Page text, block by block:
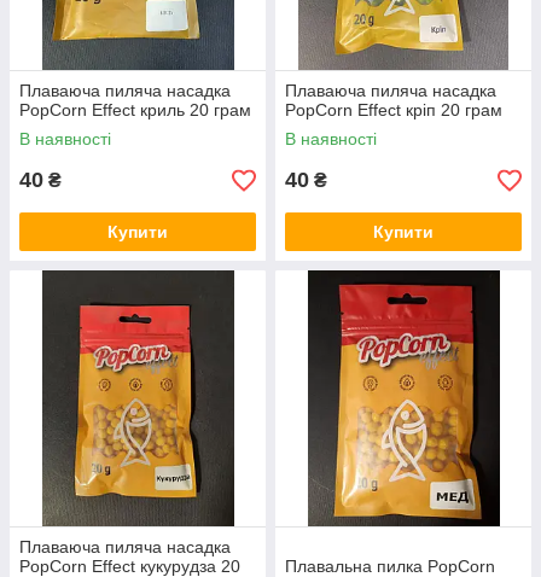
Плаваюча пиляча насадка
PopCorn Effect криль 20 грам
В наявності
40 ₴
Купити
Плаваюча пиляча насадка
PopCorn Effect кріп 20 грам
В наявності
40 ₴
Купити
Плаваюча пиляча насадка
PopCorn Effect кукурудза 20
Плавальна пилка PopCorn